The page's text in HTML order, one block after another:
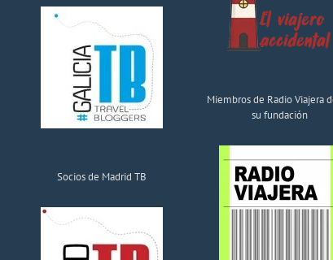
Socios de Madrid TB
Miembros de Radio Viajera
su fundación